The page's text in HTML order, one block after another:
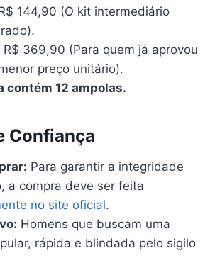
144,90 (O kit intermediário
R$ 369,90 (Para quem já aprovou
preço unitário).
contém 12 ampolas.
Confiança
Para garantir a integridade
a compra deve ser feita
no site oficial.
Homens que buscam uma
rápida e blindada pelo sigilo